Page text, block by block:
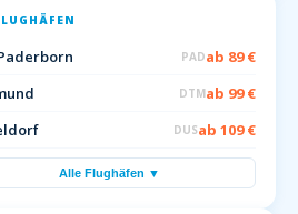
PADab 89 €
DTMab 99 €
DUSab 109 €
Alle Flughäfen ▼